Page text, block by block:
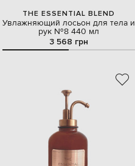
THE ESSENTIAL BLEND
Увлажняющий лосьон для тела и
рук №8 440 мл
3 568 грн